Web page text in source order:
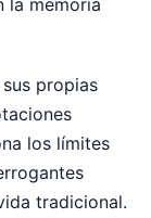
propias
los límites
tradicional.